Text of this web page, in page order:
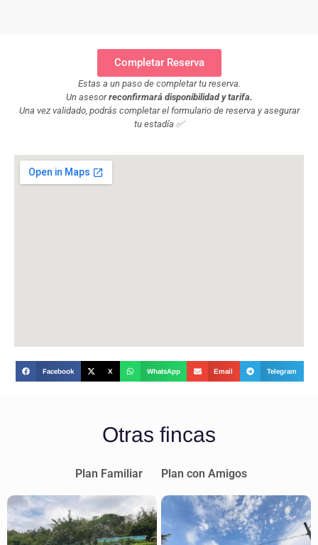
Completar Reserva
Estas a un paso de completar tu reserva.
Un asesorreconfirmará disponibilidad y tarifa.
Una vez validado, podrás completar el formulario de reserva y asegurar
tu estadía ✅
Facebook X WhatsApp Email Telegram
Otras fincas
Plan Familiar Plan con Amigos